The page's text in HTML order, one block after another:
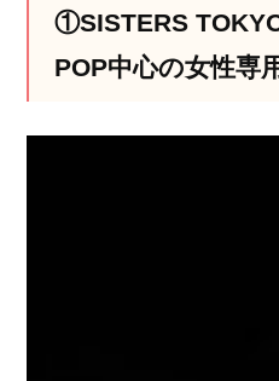
①SISTERS
POP中心の女性専